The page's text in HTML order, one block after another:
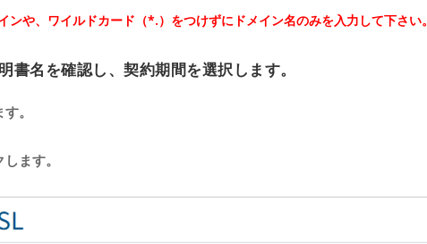
ンや、ワイルドカード（*.）をつけずにドメイン名のみを入力して下さい。
書名を確認し、契約期間を選択します。
。
ます。